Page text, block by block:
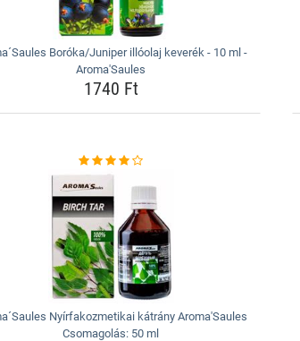
Boróka/Juniper illóolaj keverék - 10 ml -
Aroma'Saules
1740 Ft
Nyírfakozmetikai kátrány Aroma'Saules
Csomagolás: 50 ml